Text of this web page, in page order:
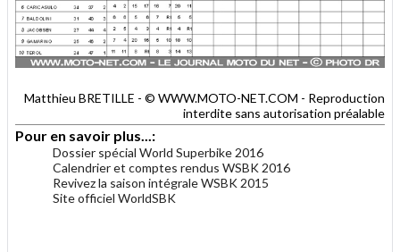
Matthieu BRETILLE - © WWW.MOTO-NET.COM - Reproduction
interdite sans autorisation préalable
Pour en savoir plus...:
Dossier spécial World Superbike 2016
Calendrier et comptes rendus WSBK 2016
Revivez la saison intégrale WSBK 2015
Site officiel WorldSBK